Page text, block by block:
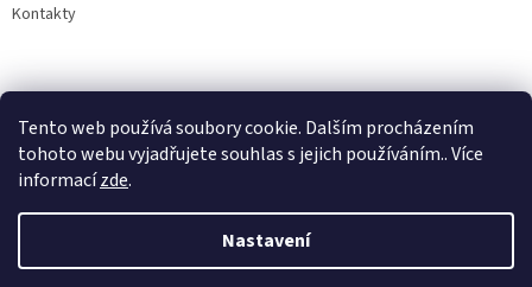
Tento web používá soubory cookie. Dalším procházením
tohoto webu vyjadřujete souhlas s jejich používáním.. Více
informacízde.
Nastavení
Kontakty